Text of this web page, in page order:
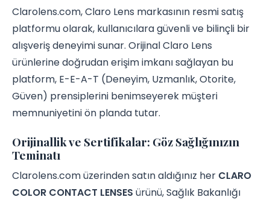
Clarolens.com, Claro Lens markasının resmi satış
platformu olarak, kullanıcılara güvenli ve bilinçli bir
alışveriş deneyimi sunar. Orijinal Claro Lens
ürünlerine doğrudan erişim imkanı sağlayan bu
platform, E-E-A-T (Deneyim, Uzmanlık, Otorite,
Güven) prensiplerini benimseyerek müşteri
memnuniyetini ön planda tutar.
Orijinallik ve Sertifikalar: Göz Sağlığınızın
Teminatı
Clarolens.com üzerinden satın aldığınız her CLARO
COLOR CONTACT LENSES ürünü, Sağlık Bakanlığı